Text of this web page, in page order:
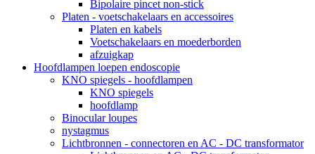
Bipolaire pincet non-stick
Platen - voetschakelaars en accessoires
Platen en kabels
Voetschakelaars en moederborden
afzuigkap
Hoofdlampen loepen endoscopie
KNO spiegels - hoofdlampen
KNO spiegels
hoofdlamp
Binocular loupes
nystagmus
Lichtbronnen - connectoren en AC - DC transformator